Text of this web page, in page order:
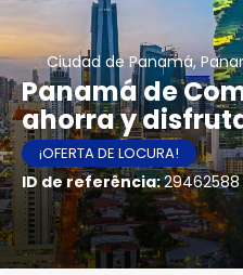
Ciudad de Panamá,
Panamá de
ahorra y
¡OFERTA DE LOCURA!
ID de referência:29462588